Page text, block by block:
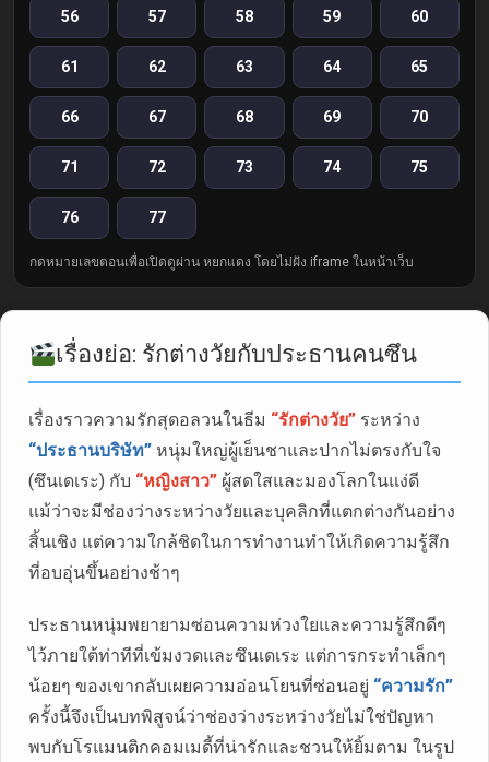
56 57 58 59 60
61 62 63 64 65
66 67 68 69 70
71 72 73 74 75
76 77
กดหมายเลขตอนเพื่อเปิดดูผ่าน หยกแดง โดยไม่ฝัง iframe ในหน้าเว็บ
เรื่องย่อ: รักต่างวัยกับประธานคนซึน
เรื่องราวความรักสุดอลวนในธีม “รักต่างวัย” ระหว่าง
“ประธานบริษัท” หนุ่มใหญ่ผู้เย็นชาและปากไม่ตรงกับใจ
(ซึนเดเระ) กับ “หญิงสาว” ผู้สดใสและมองโลกในแง่ดี
แม้ว่าจะมีช่องว่างระหว่างวัยและบุคลิกที่แตกต่างกันอย่าง
สิ้นเชิง แต่ความใกล้ชิดในการทำงานทำให้เกิดความรู้สึก
ที่อบอุ่นขึ้นอย่างช้าๆ
ประธานหนุ่มพยายามซ่อนความห่วงใยและความรู้สึกดีๆ
ไว้ภายใต้ท่าทีที่เข้มงวดและซึนเดเระ แต่การกระทำเล็กๆ
น้อยๆ ของเขากลับเผยความอ่อนโยนที่ซ่อนอยู่ “ความรัก”
ครั้งนี้จึงเป็นบทพิสูจน์ว่าช่องว่างระหว่างวัยไม่ใช่ปัญหา
พบกับโรแมนติกคอมเมดี้ที่น่ารักและชวนให้ยิ้มตาม ในรูป